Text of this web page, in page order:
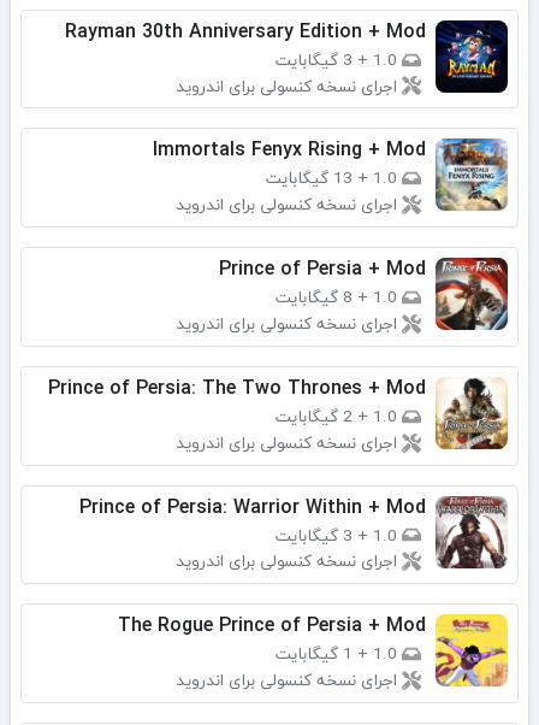
Rayman 30th Anniversary Edition + Mod
1.0
+ 3 گیگابایت
اجرای نسخه کنسولی برای اندروید
Immortals Fenyx Rising + Mod
1.0
+ 13 گیگابایت
اجرای نسخه کنسولی برای اندروید
Prince of Persia + Mod
1.0
+ 8 گیگابایت
اجرای نسخه کنسولی برای اندروید
Prince of Persia: The Two Thrones + Mod
1.0
+ 2 گیگابایت
اجرای نسخه کنسولی برای اندروید
Prince of Persia: Warrior Within + Mod
1.0
+ 3 گیگابایت
اجرای نسخه کنسولی برای اندروید
The Rogue Prince of Persia + Mod
1.0
+ 1 گیگابایت
اجرای نسخه کنسولی برای اندروید